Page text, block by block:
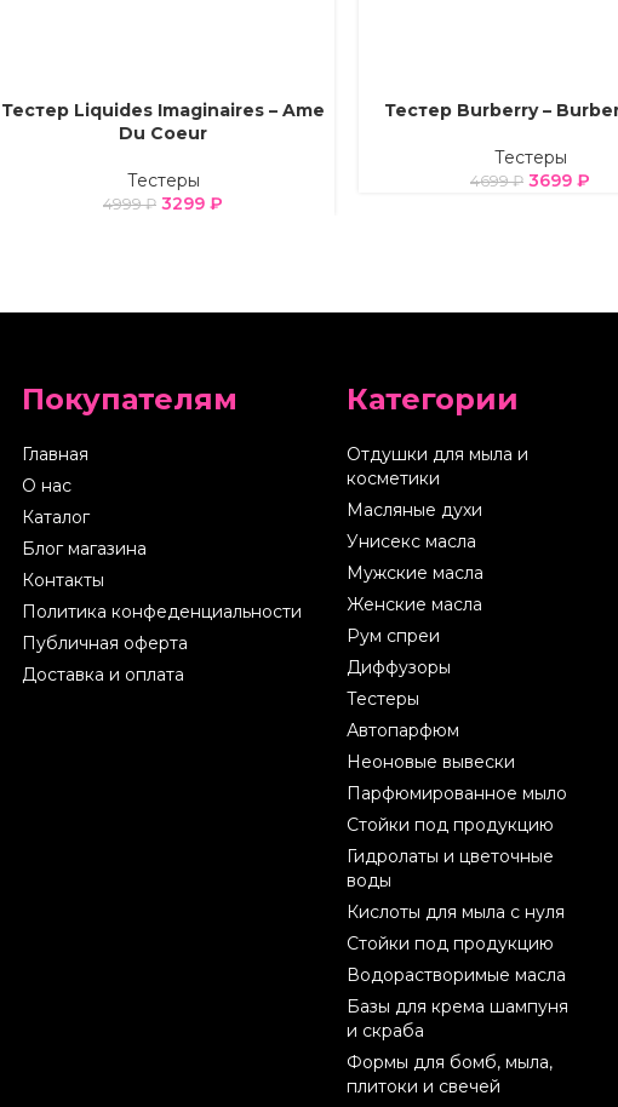
ВЫБЕРИТЕ ПАРАМЕТРЫ
Тестер Liquides Imaginaires – Ame
Du Coeur
Тестеры
4999₽ 3299 ₽
ВЫБЕРИТЕ ПАРАМЕТРЫ
Тестер Burberry –
Тестеры
4699₽ 3699 ₽
Покупателям
Главная
О нас
Каталог
Блог магазина
Контакты
Политика конфеденциальности
Публичная оферта
Доставка и оплата
Категории
Отдушки для мыла и
косметики
Масляные духи
Унисекс масла
Мужские масла
Женские масла
Рум спреи
Диффузоры
Тестеры
Автопарфюм
Неоновые вывески
Парфюмированное мыло
Стойки под продукцию
Гидролаты и цветочные
воды
Кислоты для мыла с нуля
Стойки под продукцию
Водорастворимые масла
Базы для крема шампуня
и скраба
Формы для бомб, мыла,
плитоки и свечей